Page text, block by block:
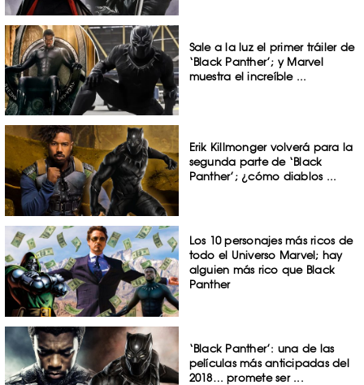
Sale a la luz el primer tráiler de
‘Black Panther’; y Marvel
muestra el increíble ...
Erik Killmonger volverá para la
segunda parte de ‘Black
Panther’; ¿cómo diablos ...
Los 10 personajes más ricos de
todo el Universo Marvel; hay
alguien más rico que Black
Panther
‘Black Panther’: una de las
películas más anticipadas del
2018… promete ser ...